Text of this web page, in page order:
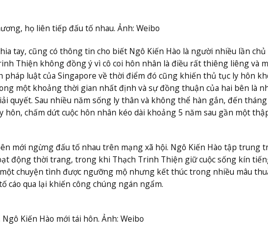
họ liên tiếp đấu tố nhau. Ảnh: Weibo
tay, cũng có thông tin cho biết Ngô Kiến Hào là người nhiều lần
Thiện không đồng ý vì cô coi hôn nhân là điều rất thiêng liêng và
pháp luật của Singapore về thời điểm đó cũng khiến thủ tục ly hôn
một khoảng thời gian nhất định và sự đồng thuận của hai bên là
quyết. Sau nhiều năm sống ly thân và không thể hàn gắn, đến
hôn, chấm dứt cuộc hôn nhân kéo dài khoảng 5 năm sau gần một
mới ngừng đấu tố nhau trên mạng xã hội. Ngô Kiến Hào tập trung
động thời trang, trong khi Thạch Trinh Thiện giữ cuộc sống kín
chuyện tình được ngưỡng mộ nhưng kết thúc trong nhiều mâu
cáo qua lại khiến công chúng ngán ngẩm.
Kiến Hào mới tái hôn. Ảnh: Weibo